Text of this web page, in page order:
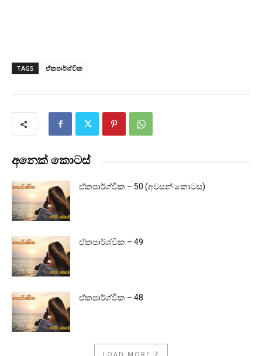
TAGS ඒකපාර්ශ්වික
අනෙක් කොටස්
ඒකපාර්ශ්වික – 50 (අවසන් කොටස)
ඒකපාර්ශ්වික – 49
ඒකපාර්ශ්වික – 48
LOAD MORE